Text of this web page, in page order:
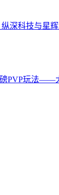
深科技与星
磅PVP玩法——